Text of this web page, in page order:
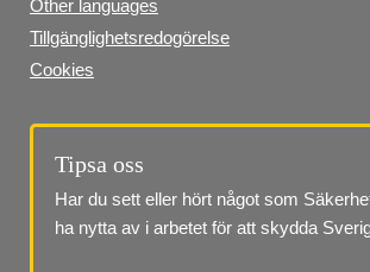
Other languages
Tillgänglighetsredogörelse
Cookies
Tipsa oss
Har du sett eller hört något som
ha nytta av i arbetet för att skydda